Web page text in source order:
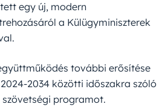
egy új, modern
a Külügyminiszterek
további erősítése
2034 közötti időszakra szóló
programot.